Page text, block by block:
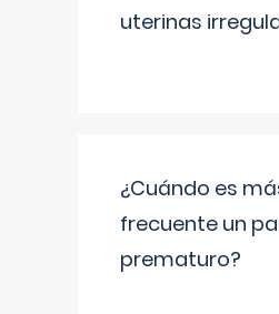
uterinas
¿Cuándo es
frecuente un
prematuro?